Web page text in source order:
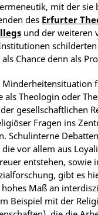
mit der sie
des Erfurter
und der weiteren
Chance denn als
Minderheitensituation
als Theologin oder
gesellschaftlichen
Fragen ins
Schulinterne
vor allem aus
entstehen, sowie
gibt es
Maß an
Beispiel mit der